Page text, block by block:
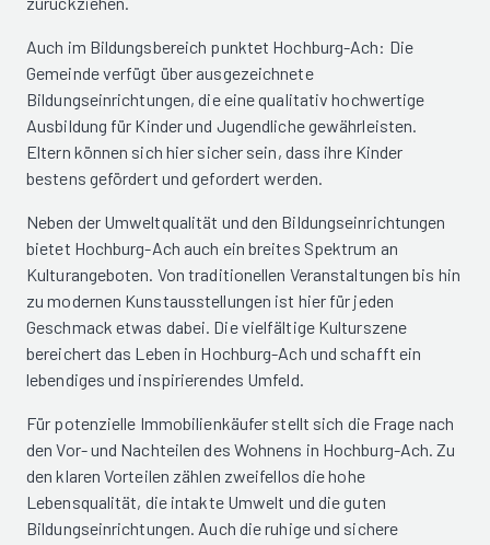
Auch im Bildungsbereich punktet Hochburg-Ach: Die
Gemeinde verfügt über ausgezeichnete
Bildungseinrichtungen, die eine qualitativ hochwertige
Ausbildung für Kinder und Jugendliche gewährleisten.
Eltern können sich hier sicher sein, dass ihre Kinder
bestens gefördert und gefordert werden.
Neben der Umweltqualität und den Bildungseinrichtungen
bietet Hochburg-Ach auch ein breites Spektrum an
Kulturangeboten. Von traditionellen Veranstaltungen bis hin
zu modernen Kunstausstellungen ist hier für jeden
Geschmack etwas dabei. Die vielfältige Kulturszene
bereichert das Leben in Hochburg-Ach und schafft ein
lebendiges und inspirierendes Umfeld.
Für potenzielle Immobilienkäufer stellt sich die Frage nach
den Vor- und Nachteilen des Wohnens in Hochburg-Ach. Zu
den klaren Vorteilen zählen zweifellos die hohe
Lebensqualität, die intakte Umwelt und die guten
Bildungseinrichtungen. Auch die ruhige und sichere